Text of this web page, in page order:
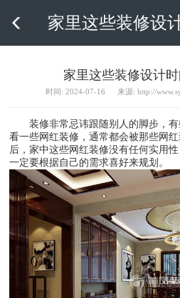

家里这些装修设计
时间: 2024-07-16 来源: http://
装修非常忌讳跟随别人的脚步，
看一些网红装修，通常都会被那些网
后，家中这些网红装修没有任何实用
一定要根据自己的需求喜好来规划。